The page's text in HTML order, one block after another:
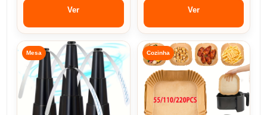
Ver Ver
Mesa Cozinha